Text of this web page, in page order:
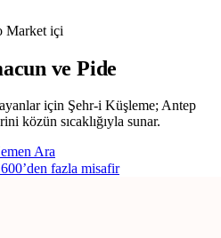
Market içi
ve Pide
için Şehr-i Küşleme; Antep
közün sıcaklığıyla sunar.
Ara
fazla misafir